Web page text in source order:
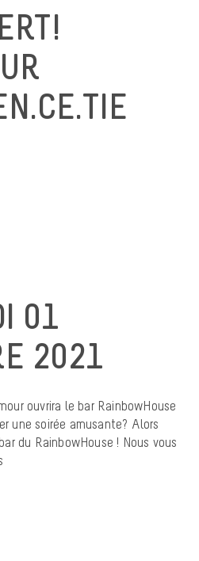
01
2021
ouvrira le bar RainbowHouse
une soirée amusante? Alors
du RainbowHouse ! Nous vous